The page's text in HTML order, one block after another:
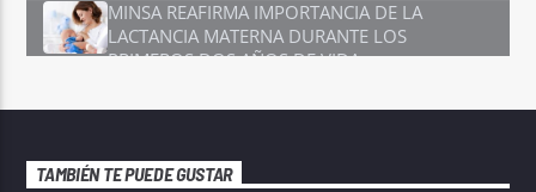
MINSA REAFIRMA IMPORTANCIA DE LA
LACTANCIA MATERNA DURANTE LOS
PRIMEROS DOS AÑOS DE VIDA
POLICÍA ADVIERTE QUE LA PREVENCIÓN SIGUE
LOS DELITOS
TAMBIÉN TE PUEDE GUSTAR